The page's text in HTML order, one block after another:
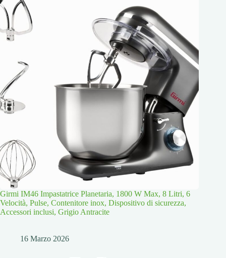
Girmi IM46 Impastatrice Planetaria, 1800 W Max, 8 Litri, 6
Velocità, Pulse, Contenitore inox, Dispositivo di sicurezza,
Accessori inclusi, Grigio Antracite
16 Marzo 2026